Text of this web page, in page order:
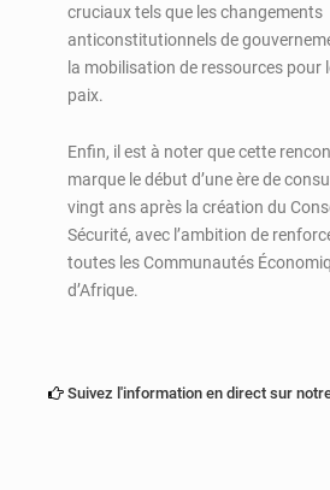
cruciaux tels que les changements
anticonstitutionnels de
la mobilisation de ressources pour
paix.
Enfin, il est à noter que cette
marque le début d’une ère de
vingt ans après la création du
Sécurité, avec l’ambition de
toutes les Communautés
d’Afrique.
Suivez l'information en direct sur